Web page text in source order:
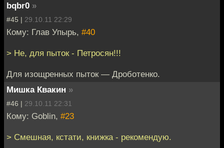
bqbr0 »
#45 | 29.10.11 22:29
Кому: Глав Упырь, #40
> Не, для пыток - Петросян!!!
Для изощренных пыток — Дроботенко.
Мишка Квакин »
#46 | 29.10.11 22:31
Кому: Goblin, #23
> Смешная, кстати, книжка - рекомендую.